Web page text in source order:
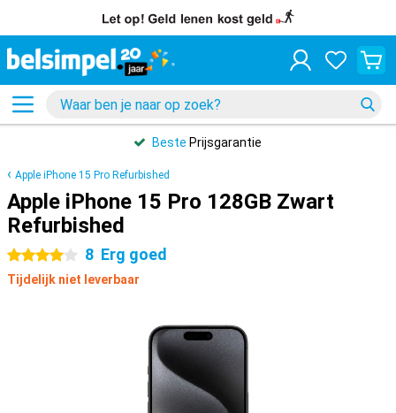
Beste Prijsgarantie
Apple iPhone 15 Pro Refurbished
Apple iPhone 15 Pro 128GB Zwart
Refurbished
4 sterren 8 Erg goed
Tijdelijk niet leverbaar